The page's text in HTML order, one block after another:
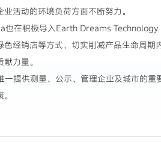
活动的环境负荷方面不断努力。
也在积极导入Earth Dreams
色经销店等方式，切实削减产品生命周
力量。
提供测量、公示、管理企业及城市的重